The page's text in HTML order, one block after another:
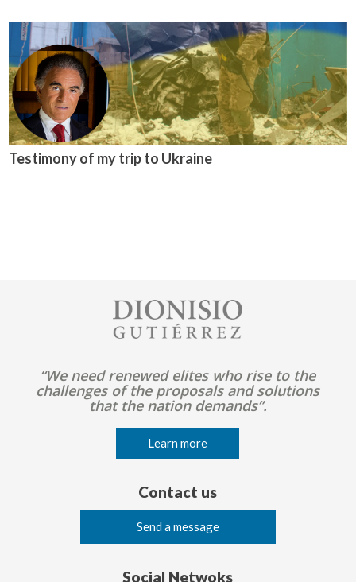
Testimony of my trip to Ukraine
“We need renewed elites who rise to the
challenges of the proposals and solutions
that the nation demands”.
Learn more
Contact us
Send a message
Social Netwoks